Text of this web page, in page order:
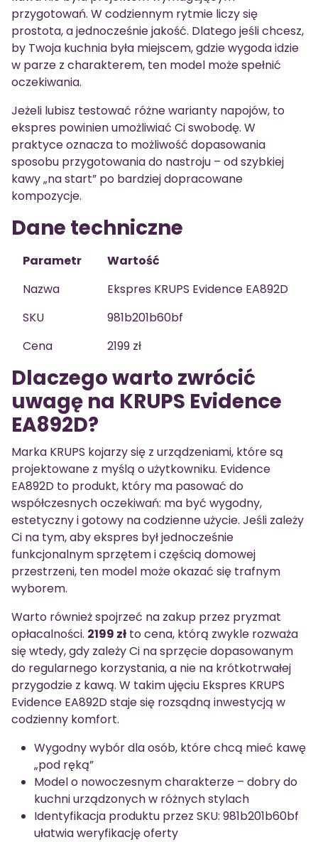
przygotowań. W codziennym rytmie liczy się
prostota, a jednocześnie jakość. Dlatego jeśli chcesz,
by Twoja kuchnia była miejscem, gdzie wygoda idzie
w parze z charakterem, ten model może spełnić
oczekiwania.
Jeżeli lubisz testować różne warianty napojów, to
ekspres powinien umożliwiać Ci swobodę. W
praktyce oznacza to możliwość dopasowania
sposobu przygotowania do nastroju – od szybkiej
kawy „na start” po bardziej dopracowane
kompozycje.
Dane techniczne
Parametr
Wartość
Nazwa
Ekspres KRUPS Evidence EA892D
SKU
981b201b60bf
Cena
2199 zł
Dlaczego warto zwrócić
uwagę na KRUPS Evidence
EA892D?
Marka KRUPS kojarzy się z urządzeniami, które są
projektowane z myślą o użytkowniku. Evidence
EA892D to produkt, który ma pasować do
współczesnych oczekiwań: ma być wygodny,
estetyczny i gotowy na codzienne użycie. Jeśli zależy
Ci na tym, aby ekspres był jednocześnie
funkcjonalnym sprzętem i częścią domowej
przestrzeni, ten model może okazać się trafnym
wyborem.
Warto również spojrzeć na zakup przez pryzmat
opłacalności. 2199 zł to cena, którą zwykle rozważa
się wtedy, gdy zależy Ci na sprzęcie dopasowanym
do regularnego korzystania, a nie na krótkotrwałej
przygodzie z kawą. W takim ujęciu Ekspres KRUPS
Evidence EA892D staje się rozsądną inwestycją w
codzienny komfort.
Wygodny wybór dla osób, które chcą mieć kawę
„pod ręką”
Model o nowoczesnym charakterze – dobry do
kuchni urządzonych w różnych stylach
Identyfikacja produktu przez SKU: 981b201b60bf
ułatwia weryfikację oferty